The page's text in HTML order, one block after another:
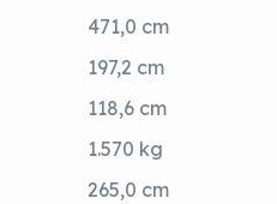
471,0 cm
197,2 cm
118,6 cm
1.570 kg
265,0 cm